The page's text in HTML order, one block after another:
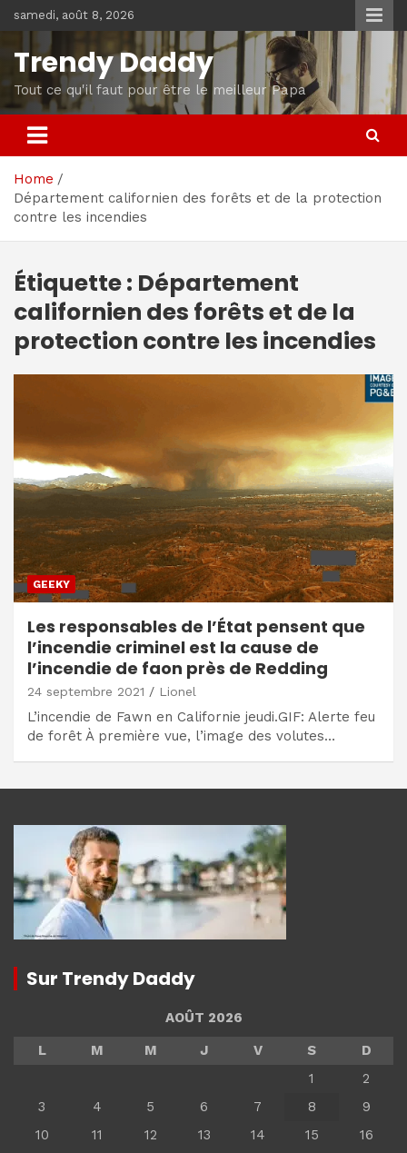
to
content
samedi, août 8, 2026
Trendy Daddy
Tout ce qu'il faut pour être le meilleur Papa
Home
Département californien des forêts et de la protection
contre les incendies
Étiquette : Département
californien des forêts et de la
protection contre les incendies
GEEKY
Les responsables de l’État pensent que
l’incendie criminel est la cause de
l’incendie de faon près de Redding
24 septembre 2021 Lionel
L’incendie de Fawn en Californie jeudi.GIF: Alerte feu
de forêt À première vue, l’image des volutes…
Sur Trendy Daddy
AOÛT 2026
L
M M J V S
D
1
2
3
4 5 6 7 8
9
10
11 12 13 14 15
16